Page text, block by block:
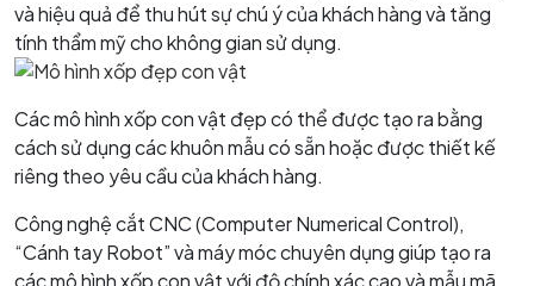
và hiệu quả để thu hút sự chú ý của khách hàng và tăng
tính thẩm mỹ cho không gian sử dụng.
Các mô hình xốp con vật đẹp có thể được tạo ra bằng
cách sử dụng các khuôn mẫu có sẵn hoặc được thiết kế
riêng theo yêu cầu của khách hàng.
Công nghệ cắt CNC (Computer Numerical Control),
“Cánh tay Robot” và máy móc chuyên dụng giúp tạo ra
các mô hình xốp con vật với độ chính xác cao và mẫu mã